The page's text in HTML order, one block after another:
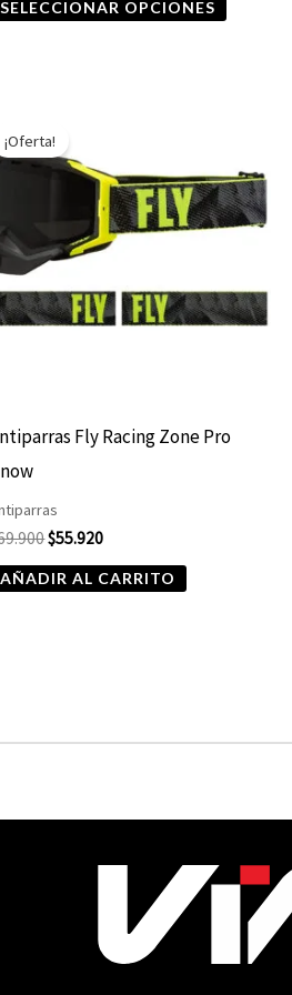
SELECCIONAR OPCIONES
producto
¡Oferta!
Fly Racing Zone Pro
original
era:
$69.900.
$55.920
es:
$55.920.
AÑADIR AL CARRITO